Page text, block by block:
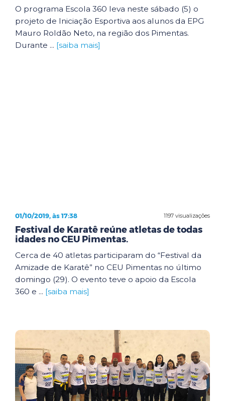
O programa Escola 360 leva neste sábado (5) o
projeto de Iniciação Esportiva aos alunos da EPG
Mauro Roldão Neto, na região dos Pimentas.
Durante ... [saiba mais]
1197 visualizações
01/10/2019, às 17:38
Festival de Karatê reúne atletas de todas
idades no CEU Pimentas.
Cerca de 40 atletas participaram do “Festival da
Amizade de Karatê” no CEU Pimentas no último
domingo (29). O evento teve o apoio da Escola
360 e ... [saiba mais]